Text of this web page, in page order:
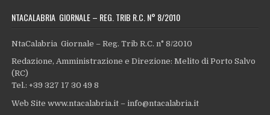
NTACALABRIA GIORNALE – REG. TRIB R.C. N° 8/2010
NtaCalabria Giornale – Reg. Trib R.C. n° 8/2010
Redazione, Amministrazione e Direzione: Melito di Porto Salvo
(RC)
Tel.: +39 327 17 30 49 8
Web Site www.ntacalabria.it – info@ntacalabria.it